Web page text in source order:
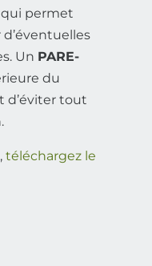
qui permet
Un PARE-
du
d’éviter tout
téléchargez le